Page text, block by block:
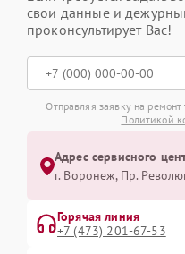
свои данные и
проконсультирует Вас!
Отправляя заявку на
Политикой
Адрес сервисного
г. Воронеж, Пр.
Горячая линия
+7 (473) 201-67-53